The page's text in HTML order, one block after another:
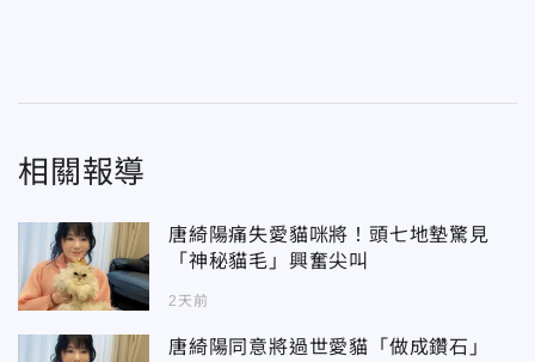
相關報導
唐綺陽痛失愛貓咪將！頭七地墊驚見
「神秘貓毛」興奮尖叫
2天前
唐綺陽同意將過世愛貓「做成鑽石」